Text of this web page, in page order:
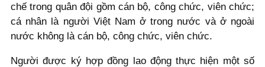
chế trong quân đội gồm cán bộ, công chức, viên chức;
cá nhân là người Việt Nam ở trong nước và ở ngoài
nước không là cán bộ, công chức, viên chức.
Người được ký hợp đồng lao động thực hiện một số